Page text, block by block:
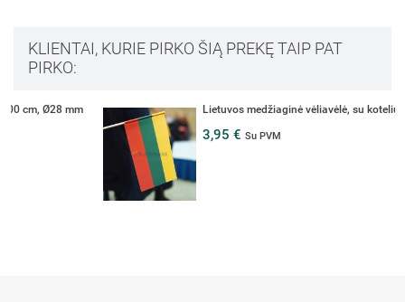
KLIENTAI, KURIE PIRKO ŠIĄ PREKĘ TAIP PAT
PIRKO:
Lietuvos medžiaginė vėliavėlė, su koteliu
3,95 €Su PVM